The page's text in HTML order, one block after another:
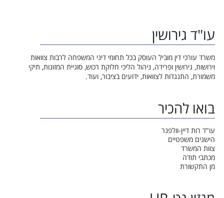
עו"ד גירושין
משרד עורכי דין מוביל העוסק בכל תחומי דיני המשפחה לרבות צוואות
וירושות, גירושין ופרידה, ניהול הליכי חלוקת רכוש, סוגיית המזונות, תיקי
משמורת, התנגדות לצוואות, ידועים בציבור, ועוד.
בואו להכיר
עו"ד רות דיין-וולפנר
הישגים משפטיים
צוות המשרד
מכתבי תודה
מן התקשורת